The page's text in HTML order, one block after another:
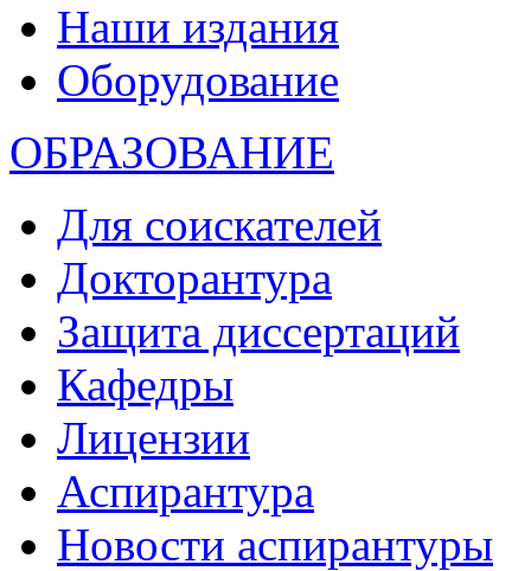
Наши издания
Оборудование
ОБРАЗОВАНИЕ
Для соискателей
Докторантура
Защита диссертаций
Кафедры
Лицензии
Аспирантура
Новости аспирантуры